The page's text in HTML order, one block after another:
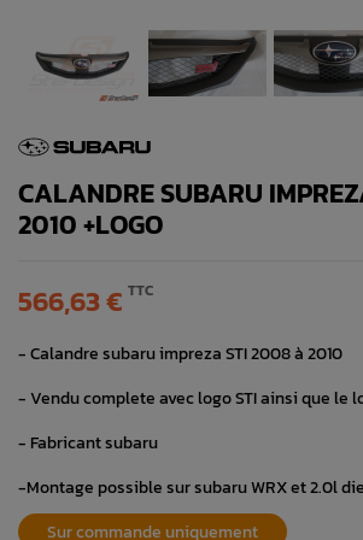
CALANDRE SUBARU
2010 +LOGO
566,63 € TTC
- Calandre subaru impreza STI 2008 à 2010
- Vendu complete avec logo STI ainsi que le
- Fabricant subaru
-Montage possible sur subaru WRX et 2.0l
Sur commande uniquement